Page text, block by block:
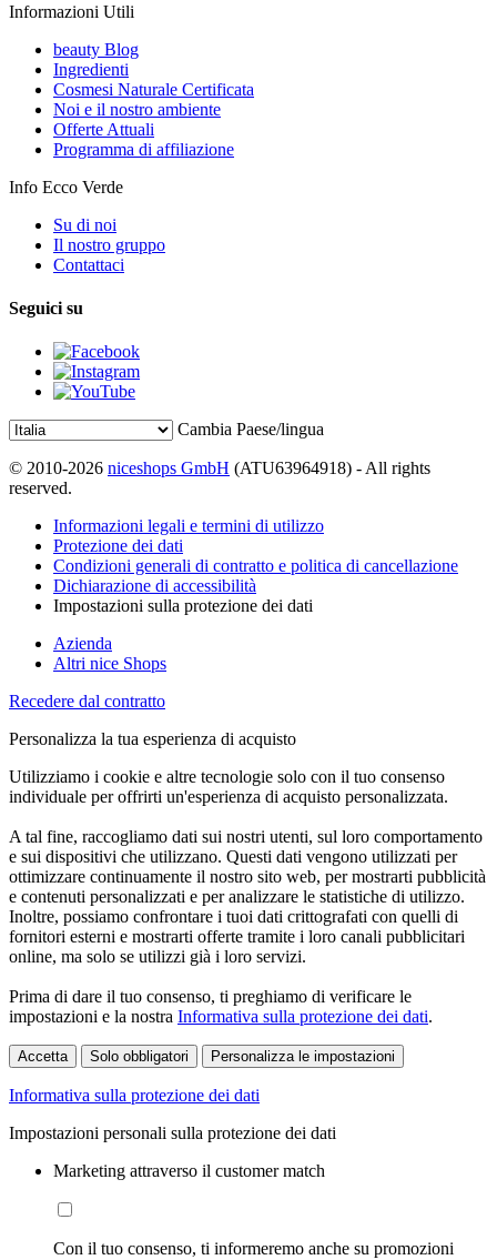
Informazioni Utili
beauty Blog
Ingredienti
Cosmesi Naturale Certificata
Noi e il nostro ambiente
Offerte Attuali
Programma di affiliazione
Info Ecco Verde
Su di noi
Il nostro gruppo
Contattaci
Seguici su
Cambia Paese/lingua
© 2010-2026 niceshops GmbH (ATU63964918) - All rights
reserved.
Informazioni legali e termini di utilizzo
Protezione dei dati
Condizioni generali di contratto e politica di cancellazione
Dichiarazione di accessibilità
Impostazioni sulla protezione dei dati
Azienda
Altri nice Shops
Recedere dal contratto
Personalizza la tua esperienza di acquisto
Utilizziamo i cookie e altre tecnologie solo con il tuo consenso
individuale per offrirti un'esperienza di acquisto personalizzata.
A tal fine, raccogliamo dati sui nostri utenti, sul loro comportamento
e sui dispositivi che utilizzano. Questi dati vengono utilizzati per
ottimizzare continuamente il nostro sito web, per mostrarti pubblicità
e contenuti personalizzati e per analizzare le statistiche di utilizzo.
Inoltre, possiamo confrontare i tuoi dati crittografati con quelli di
fornitori esterni e mostrarti offerte tramite i loro canali pubblicitari
online, ma solo se utilizzi già i loro servizi.
Prima di dare il tuo consenso, ti preghiamo di verificare le
impostazioni e la nostra Informativa sulla protezione dei dati.
Accetta Solo obbligatori Personalizza le impostazioni
Informativa sulla protezione dei dati
Impostazioni personali sulla protezione dei dati
Marketing attraverso il customer match
Con il tuo consenso, ti informeremo anche su promozioni